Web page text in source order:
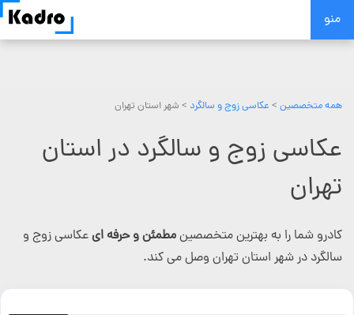
Skip
منو
همه متخصصین > عکاسی زوج و سالگرد > شهر استان تهران
عکاسی زوج و سالگرد در استان
تهران
کادرو شما را به بهترین متخصصینمطمئن و حرفه ایعکاسی زوج و
سالگرد در شهر استان تهران وصل می کند.